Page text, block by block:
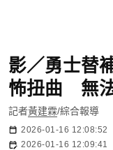
影／勇士替
怖扭曲 無
記者黃建霖/綜合報導
2026-01-16 12:08:52
2026-01-16 12:09:41